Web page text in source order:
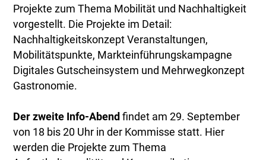
Projekte zum Thema Mobilität und Nachhaltigkeit
vorgestellt. Die Projekte im Detail:
Nachhaltigkeitskonzept Veranstaltungen,
Mobilitätspunkte, Markteinführungskampagne
Digitales Gutscheinsystem und Mehrwegkonzept
Gastronomie.
Der zweite Info-Abend findet am 29. September
von 18 bis 20 Uhr in der Kommisse statt. Hier
werden die Projekte zum Thema